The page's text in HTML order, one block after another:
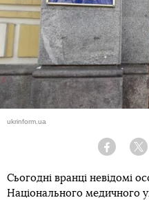
ukrinform.ua
Facebook
Сьогодні вранці невідомі
Національного медичного